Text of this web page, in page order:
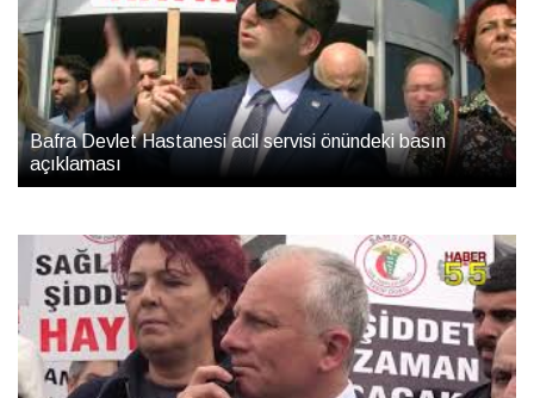
Bafra Devlet Hastanesi acil servisi önündeki basın
açıklaması